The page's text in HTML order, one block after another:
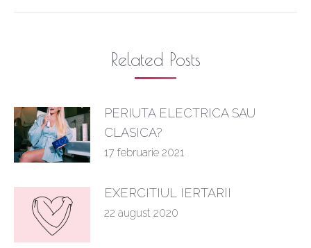
Related Posts
PERIUTA ELECTRICA SAU
CLASICA?
17 februarie 2021
EXERCITIUL IERTARII
22 august 2020